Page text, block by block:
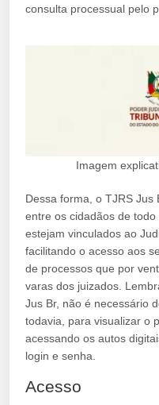
consulta processual pelo
Imagem
Dessa forma, o TJRS Jus
entre os cidadãos de
estejam vinculados ao
facilitando o acesso aos
de processos que por
varas dos juizados.
Jus Br, não é necessário
todavia, para visualizar o
acessando os autos
login e senha.
Acesso